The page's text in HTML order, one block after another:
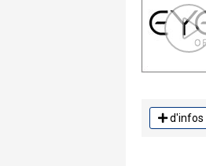
d'infos